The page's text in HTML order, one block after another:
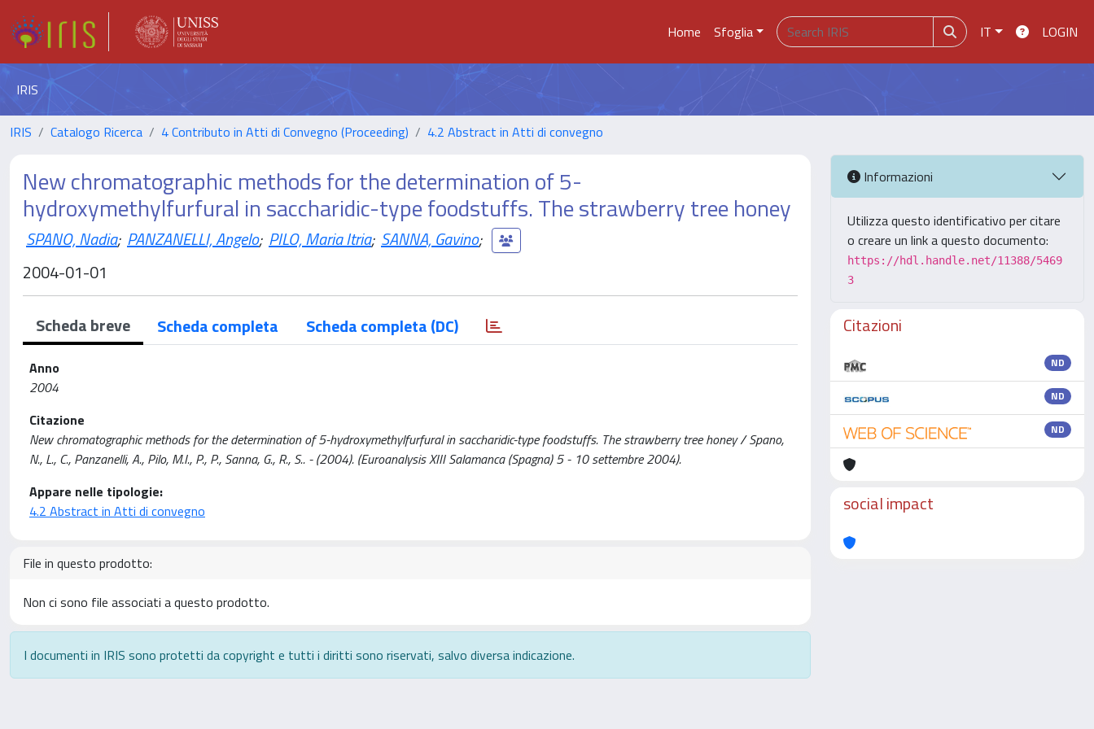
Home Sfoglia IT LOGIN
IRIS
IRIS Catalogo Ricerca 4 Contributo in Atti di Convegno (Proceeding) 4.2 Abstract in Atti di convegno
New chromatographic methods for the determination of 5-
hydroxymethylfurfural in saccharidic-type foodstuffs. The strawberry tree honey
SPANO, Nadia; PANZANELLI, Angelo; PILO, Maria Itria; SANNA, Gavino;
2004-01-01
Scheda breve Scheda completa Scheda completa (DC)
Anno
2004
Citazione
New chromatographic methods for the determination of 5-hydroxymethylfurfural in saccharidic-type foodstuffs. The strawberry tree honey / Spano,
N., L., C., Panzanelli, A., Pilo, M.I., P., P., Sanna, G., R., S.. - (2004). (Euroanalysis XIII Salamanca (Spagna) 5 - 10 settembre 2004).
Appare nelle tipologie:
4.2 Abstract in Atti di convegno
File in questo prodotto:
Non ci sono file associati a questo prodotto.
I documenti in IRIS sono protetti da copyright e tutti i diritti sono riservati, salvo diversa indicazione.
Informazioni
Utilizza questo identificativo per citare
o creare un link a questo documento:
https://hdl.handle.net/11388/5469
3
Citazioni
ND
ND
ND
social impact